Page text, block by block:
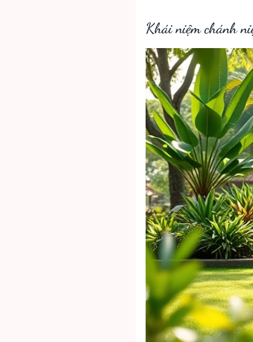
Khái niệm chánh